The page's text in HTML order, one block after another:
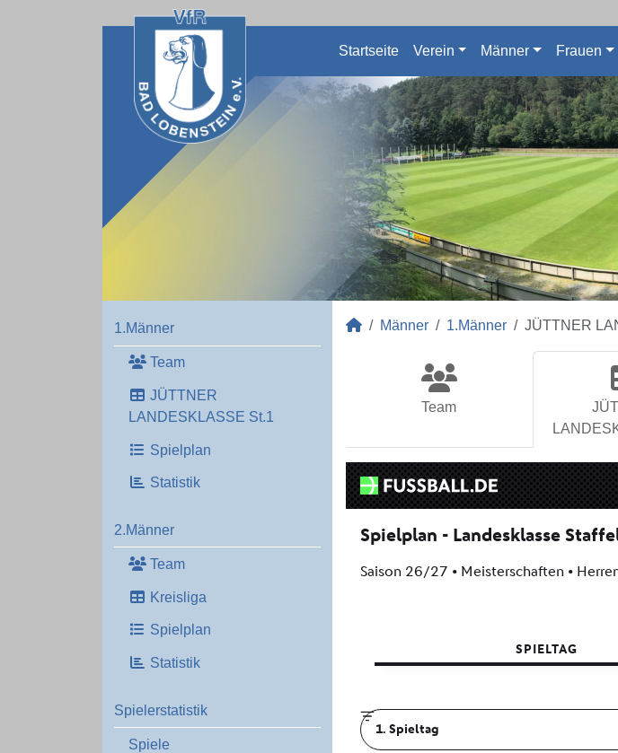
Startseite Verein Männer Frauen
1.Männer
Team
JÜTTNER
LANDESKLASSE St.1
Spielplan
Statistik
2.Männer
Team
Kreisliga
Spielplan
Statistik
Spielerstatistik
Spiele
Männer 1.Männer JÜTTNER
Team